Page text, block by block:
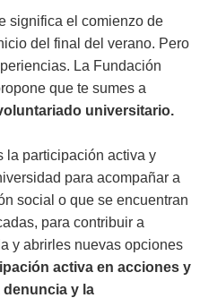
significa el comienzo de
del final del verano. Pero
La Fundación
que te sumes a
universitario.
la participación activa y
para acompañar a
social o que se encuentran
para contribuir a
y abrirles nuevas opciones
activa en acciones y
denuncia y la